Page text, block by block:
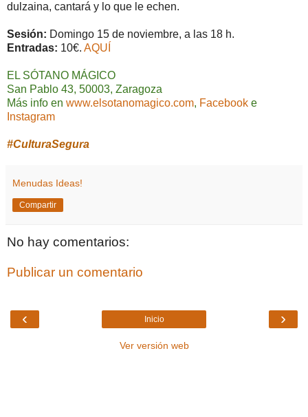
dulzaina, cantará y lo que le echen.
Sesión: Domingo 15 de noviembre, a las 18 h.
Entradas: 10€. AQUÍ
EL SÓTANO MÁGICO
San Pablo 43, 50003, Zaragoza
Más info en www.elsotanomagico.com, Facebook e
Instagram
#CulturaSegura
Menudas Ideas!
Compartir
No hay comentarios:
Publicar un comentario
‹ ›
Inicio
Ver versión web